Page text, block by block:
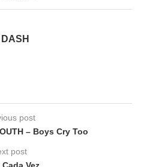
post
– Boys Cry Too
post